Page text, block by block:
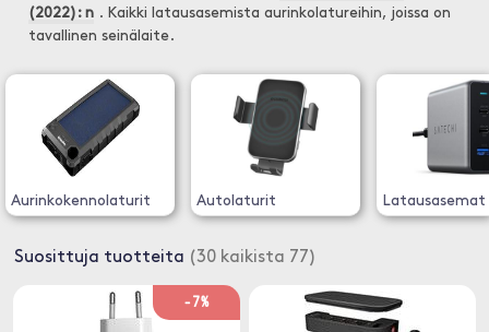
(2022): n . Kaikki latausasemista aurinkolatureihin, joissa on
tavallinen seinälaite.
Aurinkokennolaturit Autolaturit Latausasemat
Suosittuja tuotteita (30 kaikista 77)
-7%